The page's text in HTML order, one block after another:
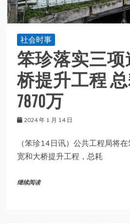
社会时事
笨珍落实三
桥提升工程
7870万
2024 年 1 月 14 日
（笨珍14日讯）公共工程局将
宽和大桥提升工程，总耗
继续阅读